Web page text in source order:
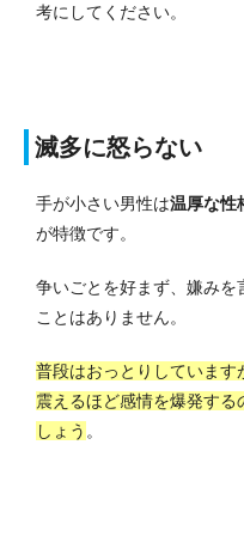
考にしてください。
滅多に怒らない
手が小さい男性は温厚な性
が特徴です。
争いごとを好まず、嫌みを
ことはありません。
普段はおっとりしています
震えるほど感情を爆発す
しょう 。